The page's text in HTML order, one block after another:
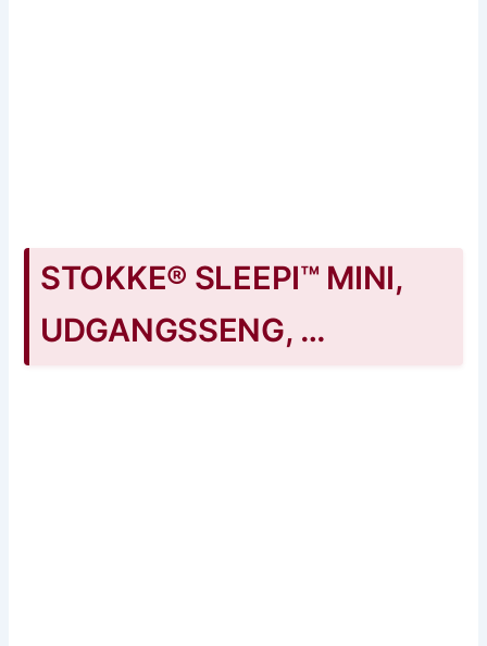
STOKKE® SLEEPI™ MINI,
UDGANGSSENG, …